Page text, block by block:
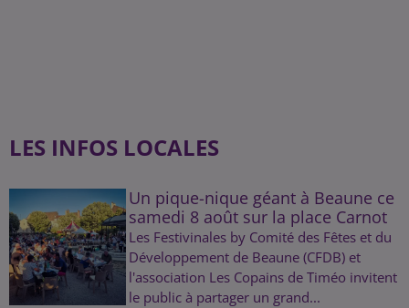
LES INFOS LOCALES
Un pique-nique géant à Beaune ce
samedi 8 août sur la place Carnot
Les Festivinales by Comité des Fêtes et du
Développement de Beaune (CFDB) et
l'association Les Copains de Timéo invitent
le public à partager un grand...